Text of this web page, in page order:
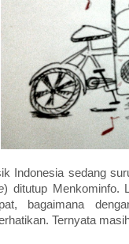
Indonesia sedang
) ditutup Menkominfo.
bagaimana
Ternyata